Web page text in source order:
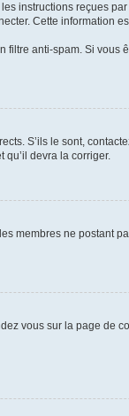
instructions reçues
Cette information
anti-spam. Si vous
S’ils le sont,
qu’il devra la corriger.
membres ne postant
vous sur la page de